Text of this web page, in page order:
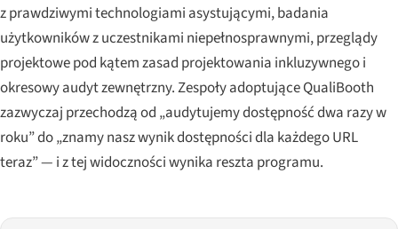
z prawdziwymi technologiami asystującymi, badania
użytkowników z uczestnikami niepełnosprawnymi, przeglądy
projektowe pod kątem zasad projektowania inkluzywnego i
okresowy audyt zewnętrzny. Zespoły adoptujące QualiBooth
zazwyczaj przechodzą od „audytujemy dostępność dwa razy w
roku” do „znamy nasz wynik dostępności dla każdego URL
teraz” — i z tej widoczności wynika reszta programu.